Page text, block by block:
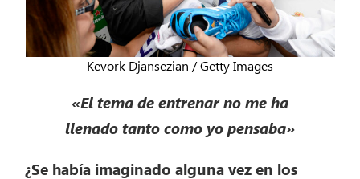
Kevork Djansezian / Getty Images
«El tema de entrenar no me ha
llenado tanto como yo pensaba»
¿Se había imaginado alguna vez en los